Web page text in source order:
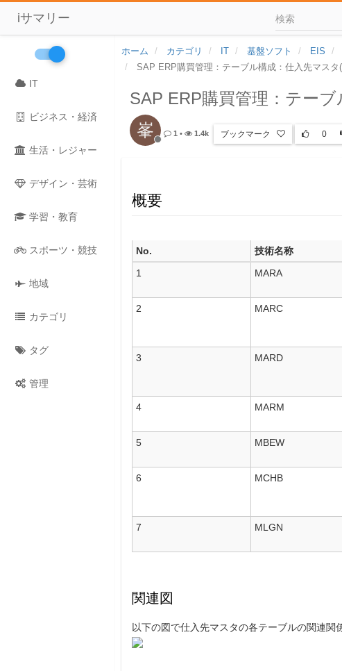
iサマリー
IT
ビジネス・経済
生活・レジャー
デザイン・芸術
学習・教育
スポーツ・競技
地域
カテゴリ
タグ
管理
ホーム カテゴリ IT 基盤ソフト EIS
SAP ERP購買管理：テーブル構成：仕入先マスタ
SAP ERP購買管理：テー
峯 1 • 1.4k ブックマーク 0
概要
No. 技術名称
1
MARA
2
MARC
3
MARD
4
MARM
5
MBEW
6
MCHB
7
MLGN
関連図
以下の図で仕入先マスタの各テーブルの関連関